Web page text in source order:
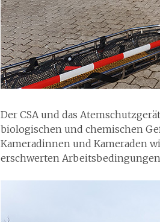
Der CSA und das
biologischen und chemischen
Kameradinnen und Kameraden
erschwerten